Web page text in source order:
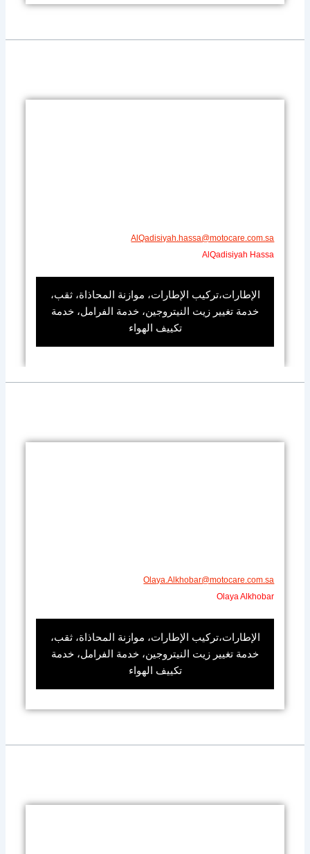
AlQadisiyah.hassa@motocare.com.sa​
AlQadisiyah Hassa
الإطارات،تركيب الإطارات، موازنة المحاذاة، ثقب،
خدمة تغيير زيت النيتروجين، خدمة الفرامل، خدمة
تكييف الهواء
Olaya.Alkhobar@motocare.com.sa​
Olaya Alkhobar
الإطارات،تركيب الإطارات، موازنة المحاذاة، ثقب،
خدمة تغيير زيت النيتروجين، خدمة الفرامل، خدمة
تكييف الهواء